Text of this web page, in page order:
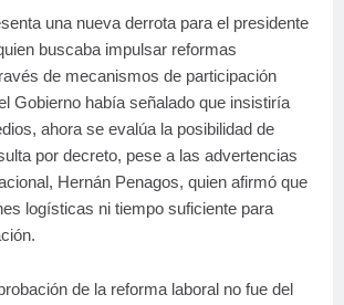
una nueva derrota para el presidente
buscaba impulsar reformas
de mecanismos de participación
Gobierno había señalado que insistiría
ahora se evalúa la posibilidad de
por decreto, pese a las advertencias
Hernán Penagos, quien afirmó que
logísticas ni tiempo suficiente para
de la reforma laboral no fue del